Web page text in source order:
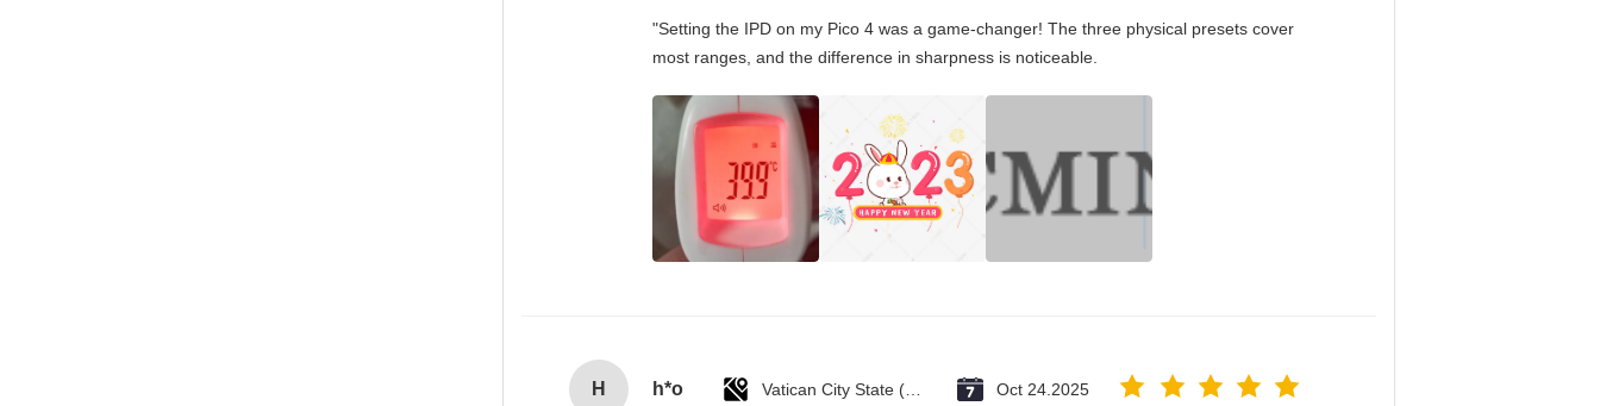
"Setting the IPD on my Pico 4 was a game-changer! The three physical presets cover
most ranges, and the difference in sharpness is noticeable.
H h*o Oct 24.2025